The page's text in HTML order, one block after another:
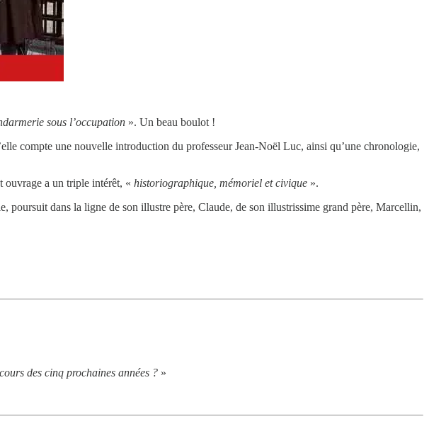
sous l’occupation ». Un beau boulot !
compte une nouvelle introduction du professeur Jean-Noël Luc, ainsi qu’une chronologie,
ouvrage a un triple intérêt, « historiographique, mémoriel et civique ».
poursuit dans la ligne de son illustre père, Claude, de son illustrissime grand père, Marcellin,
des cinq prochaines années ? »